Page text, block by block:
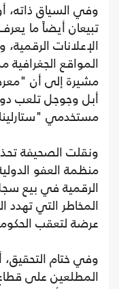
وفي السياق
تبيعان أيضاً ما
الإعلانات
المواقع الجغرافية
مشيرة إلى أن
أبل وجوجل تلعب
مستخدمي
ونقلت الصحيفة
منظمة العفو
الرقمية في بيع
المخاطر التي
عرضة لتعقب
وفي ختام
المطلعين على